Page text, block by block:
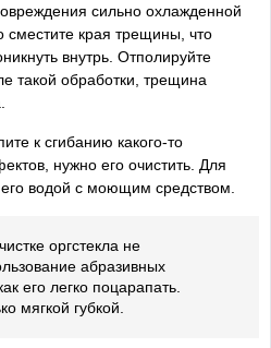
сильно охлажденной
сместите края трещины, что
внутрь. Отполируйте
такой обработки, трещина
к сгибанию какого-то
нужно его очистить. Для
водой с моющим средством.
оргстекла не
абразивных
его легко поцарапать.
мягкой губкой.